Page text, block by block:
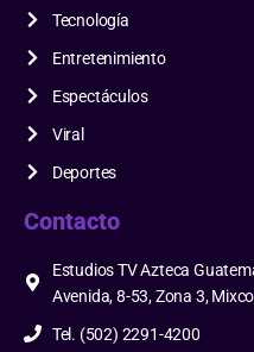
Tecnología
Entretenimiento
Espectáculos
Viral
Deportes
Contacto
Estudios TV Azteca
Avenida, 8-53, Zona 3,
Tel. (502) 2291-4200